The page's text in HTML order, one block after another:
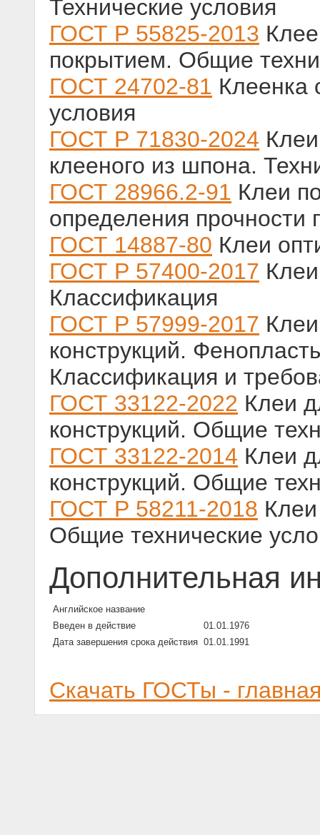
Технические условия
ГОСТ Р 55825-2013
покрытием. Общие
ГОСТ 24702-81 Клеенка
условия
ГОСТ Р 71830-2024
клееного из шпона.
ГОСТ 28966.2-91 Клеи
определения прочности
ГОСТ 14887-80 Клеи
ГОСТ Р 57400-2017
Классификация
ГОСТ Р 57999-2017
конструкций.
Классификация и
ГОСТ 33122-2022 Клеи
конструкций. Общие
ГОСТ 33122-2014 Клеи
конструкций. Общие
ГОСТ Р 58211-2018
Общие технические
Дополнительная
Английское название
Введен в действие
01.01.1976
Дата завершения срока действия 01.01.1991
Скачать ГОСТы -